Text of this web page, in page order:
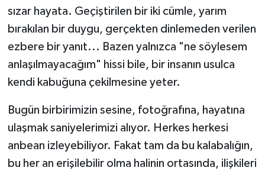
sızar hayata. Geçiştirilen bir iki cümle, yarım
bırakılan bir duygu, gerçekten dinlemeden verilen
ezbere bir yanıt... Bazen yalnızca "ne söylesem
anlaşılmayacağım" hissi bile, bir insanın usulca
kendi kabuğuna çekilmesine yeter.
Bugün birbirimizin sesine, fotoğrafına, hayatına
ulaşmak saniyelerimizi alıyor. Herkes herkesi
anbean izleyebiliyor. Fakat tam da bu kalabalığın,
bu her an erişilebilir olma halinin ortasında, ilişkileri